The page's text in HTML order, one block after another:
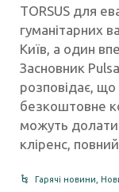
TORSUS для
гуманітарних
Київ, а один
Засновник
розповідає,
безкоштовне
можуть
кліренс,
Гарячі новини ,